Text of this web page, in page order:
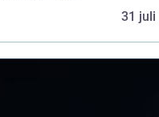
31 juli